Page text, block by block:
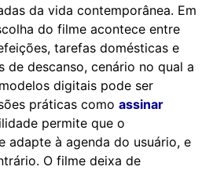
da vida contemporânea. Em
do filme acontece entre
tarefas domésticas e
de descanso, cenário no qual a
digitais pode ser
práticas como assinar
permite que o
adapte à agenda do usuário, e
O filme deixa de